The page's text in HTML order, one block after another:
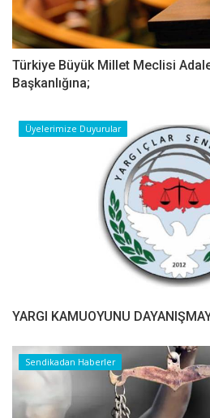
Türkiye Büyük Millet Meclisi
Başkanlığına;
Üyelerimize Duyurular
YARGI KAMUOYUNU
Sendikadan Haberler